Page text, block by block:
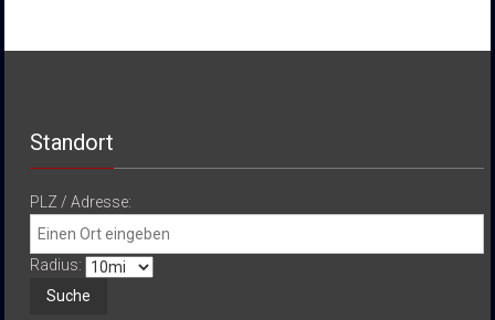
Standort
PLZ / Adresse:
Radius: